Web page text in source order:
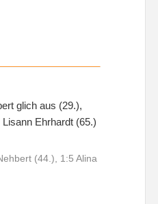
glich aus (29.),
Ehrhardt (65.)
(44.), 1:5 Alina